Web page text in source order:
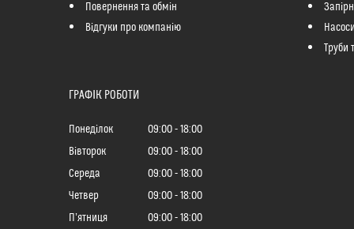
Повернення та обмін
Відгуки про компанію
Труби
ГРАФІК РОБОТИ
Понеділок 09:00
18:00
Вівторок
09:00
18:00
Середа
09:00
18:00
Четвер
09:00
18:00
Пʼятниця
09:00 18:00